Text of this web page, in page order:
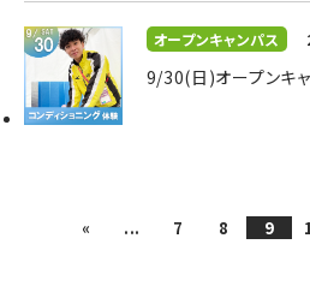
オープンキャンパス
9/30(日)オープンキ
« ... 7 8 9